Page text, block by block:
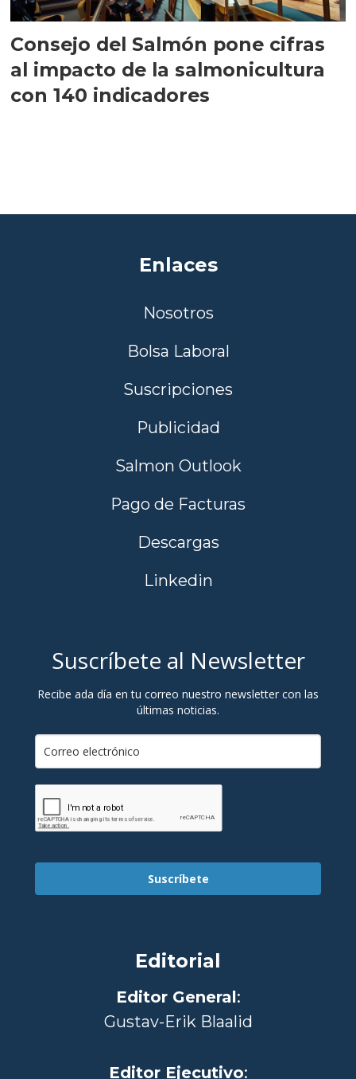
Consejo del Salmón pone cifras
al impacto de la salmonicultura
con 140 indicadores
Enlaces
Nosotros
Bolsa Laboral
Suscripciones
Publicidad
Salmon Outlook
Pago de Facturas
Descargas
Linkedin
Suscríbete al Newsletter
Recibe ada día en tu correo nuestro newsletter con las
últimas noticias.
Suscríbete
Editorial
Editor General:
Gustav-Erik Blaalid
Editor Ejecutivo: